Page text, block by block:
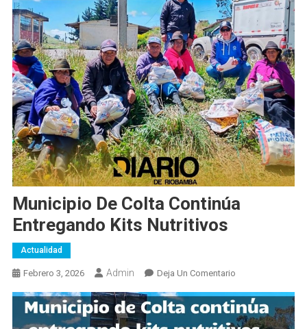
Municipio De Colta Continúa
Entregando Kits Nutritivos
Actualidad
Febrero 3, 2026 Admin Deja Un ComentarioEn
De
Colta